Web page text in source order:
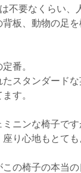
不要なくらい、
板、動物の足を
番。
スタンダードな
す。
ニンな椅子です
り心地もとて
の椅子の本当